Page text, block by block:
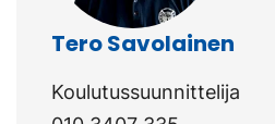
Tero Savolainen
Koulutussuunnittelija